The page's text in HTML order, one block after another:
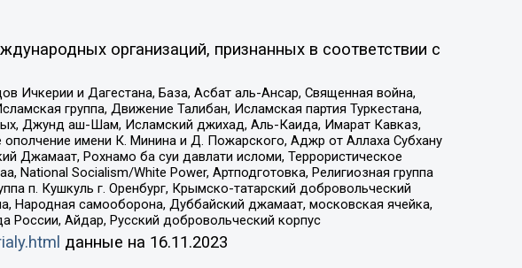
организаций, признанных в соответствии с
и Дагестана, База, Асбат аль-Ансар, Священная война,
группа, Движение Талибан, Исламская партия Туркестана,
Джунд аш-Шам, Исламский джихад, Аль-Каида, Имарат Кавказ,
имени К. Минина и Д. Пожарского, Аджр от Аллаха Субхану
Джамаат, Рохнамо ба суи давлати исломи, Террористическое
Socialism/White Power, Артподготовка, Религиозная группа
п. Кушкуль г. Оренбург, Крымско-татарский добровольческий
Народная самооборона, Дуббайский джамаат, московская ячейка,
Айдар, Русский добровольческий корпус
данные на 16.11.2023